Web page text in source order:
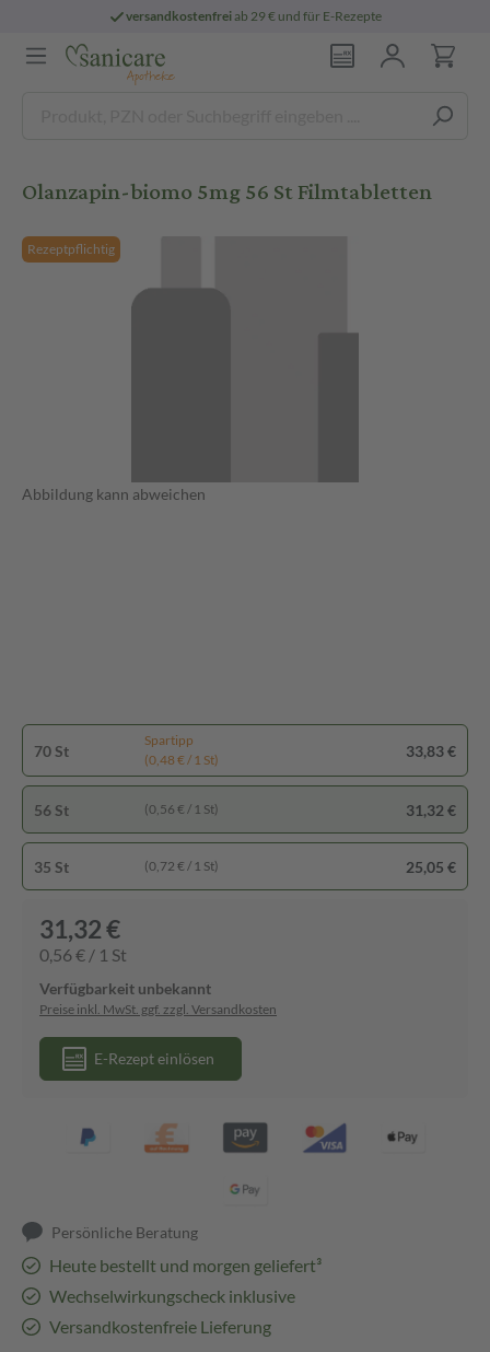
versandkostenfreiab 29 € und für E-Rezepte
Olanzapin-biomo 5mg 56 St Filmtabletten
Rezeptpflichtig
Abbildung kann abweichen
70 St
Spartipp
(0,48 € / 1 St)
33,83 €
56 St (0,56 € / 1 St) 31,32 €
35 St (0,72 € / 1 St) 25,05 €
31,32 €
0,56 € / 1 St
Verfügbarkeit unbekannt
Preise inkl. MwSt. ggf. zzgl. Versandkosten
E-Rezept einlösen
Persönliche Beratung
Heute bestellt und morgen geliefert³
Wechselwirkungscheck inklusive
Versandkostenfreie Lieferung